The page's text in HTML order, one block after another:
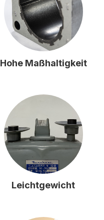
Hohe Maßhaltigkeit
Leichtgewicht